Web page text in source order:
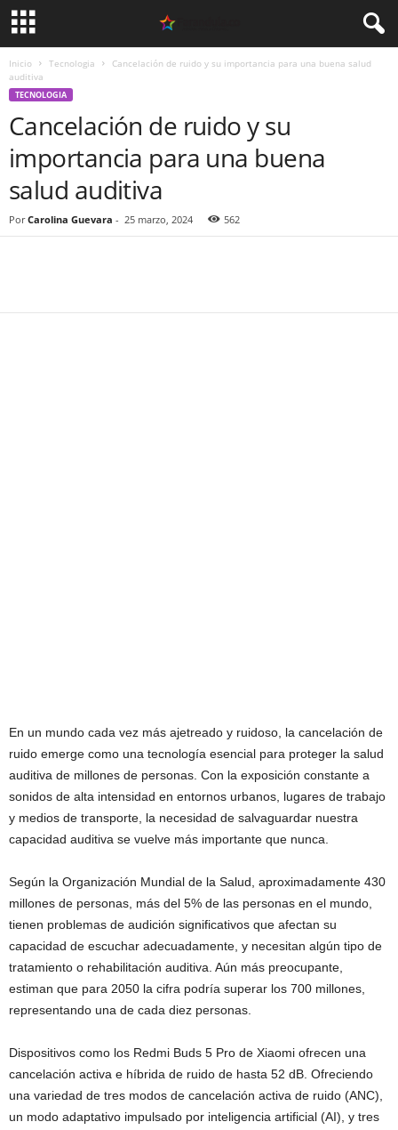
Inicio Tecnologia
Cancelación de ruido y su importancia para una buena salud
auditiva
TECNOLOGIA
Cancelación de ruido y su
importancia para una buena
salud auditiva
Por Carolina Guevara - 25 marzo, 2024 562
En un mundo cada vez más ajetreado y ruidoso, la cancelación de
ruido emerge como una tecnología esencial para proteger la salud
auditiva de millones de personas. Con la exposición constante a
sonidos de alta intensidad en entornos urbanos, lugares de trabajo
y medios de transporte, la necesidad de salvaguardar nuestra
capacidad auditiva se vuelve más importante que nunca.
Según la Organización Mundial de la Salud, aproximadamente 430
millones de personas, más del 5% de las personas en el mundo,
tienen problemas de audición significativos que afectan su
capacidad de escuchar adecuadamente, y necesitan algún tipo de
tratamiento o rehabilitación auditiva. Aún más preocupante,
estiman que para 2050 la cifra podría superar los 700 millones,
representando una de cada diez personas.
Dispositivos como los Redmi Buds 5 Pro de Xiaomi ofrecen una
cancelación activa e híbrida de ruido de hasta 52 dB. Ofreciendo
una variedad de tres modos de cancelación activa de ruido (ANC),
un modo adaptativo impulsado por inteligencia artificial (AI), y tres